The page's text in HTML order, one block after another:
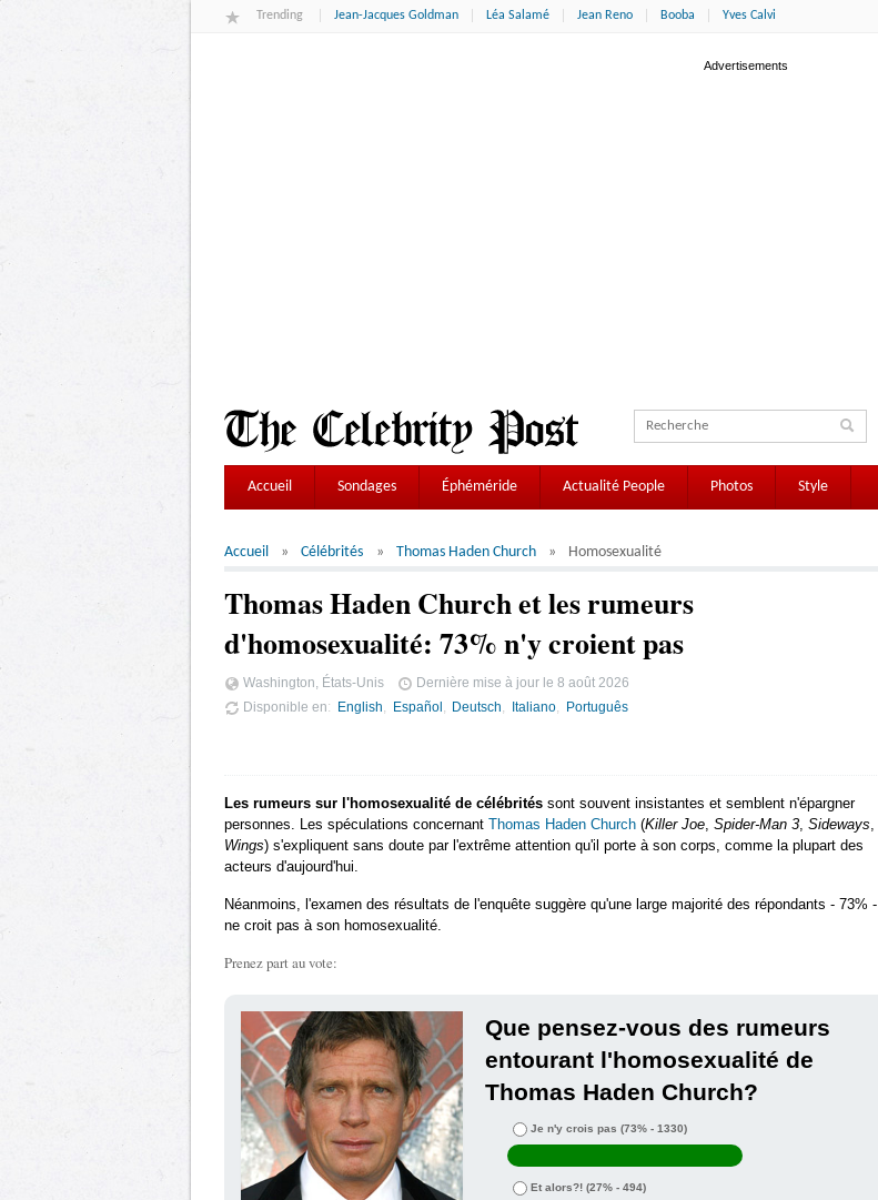
Trending Jean-Jacques Goldman Léa Salamé Jean Reno Booba Yves Calvi
Accueil Sondages Éphéméride Actualité People Photos Style
Accueil Célébrités Thomas Haden Church Homosexualité
Thomas Haden Church et les rumeurs
d'homosexualité: 73% n'y croient pas
Washington, États-Unis Dernière mise à jour le 8 août 2026
Disponible en
English Español Deutsch Italiano Português
Les rumeurs sur l'homosexualité de célébrités sont souvent insistantes et semblent n'épargner
personnes. Les spéculations concernant Thomas Haden Church (Killer Joe Spider-Man 3 Sideways
Wings) s'expliquent sans doute par l'extrême attention qu'il porte à son corps, comme la plupart des
acteurs d'aujourd'hui.
Néanmoins, l'examen des résultats de l'enquête suggère qu'une large majorité des répondants - 73% -
ne croit pas à son homosexualité.
Prenez part au vote:
Que pensez-vous des rumeurs
entourant l'homosexualité de
Thomas Haden Church?
Je n'y crois pas (73% - 1330)
Et alors?! (27% - 494)